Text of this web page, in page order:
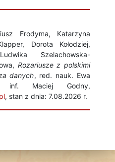
Frodyma, Katarzyna
Dorota Kołodziej,
Szelachowska-
Rozariusze z polskimi
danych, red. nauk. Ewa
inf. Maciej Godny,
, stan z dnia: 7.08.2026 r.